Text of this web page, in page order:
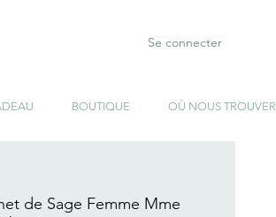
Se connecter
BOUTIQUE OÙ NOUS TROUVER
de Sage Femme Mme